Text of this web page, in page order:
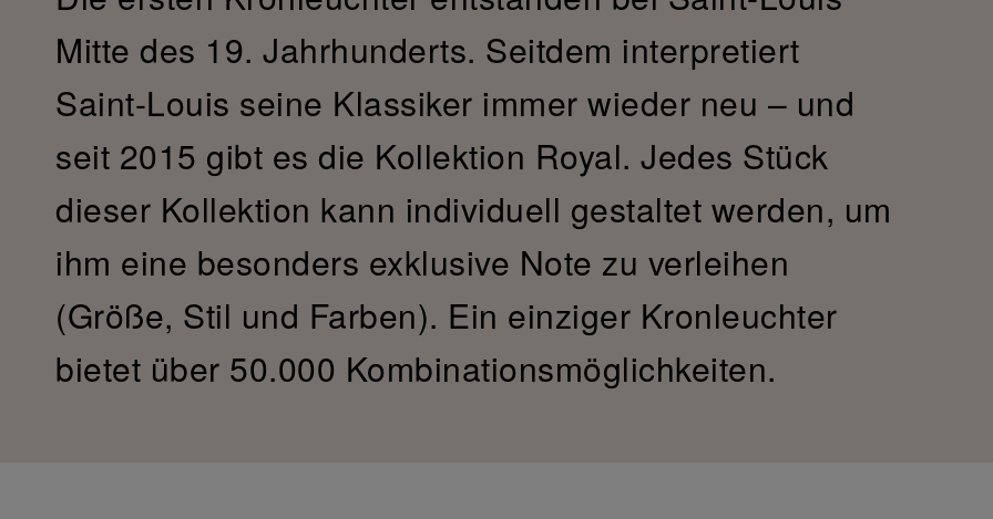
Mitte des 19. Jahrhunderts. Seitdem interpretiert
Saint-Louis seine Klassiker immer wieder neu – und
seit 2015 gibt es die Kollektion Royal. Jedes Stück
dieser Kollektion kann individuell gestaltet werden, um
ihm eine besonders exklusive Note zu verleihen
(Größe, Stil und Farben). Ein einziger Kronleuchter
bietet über 50.000 Kombinationsmöglichkeiten.